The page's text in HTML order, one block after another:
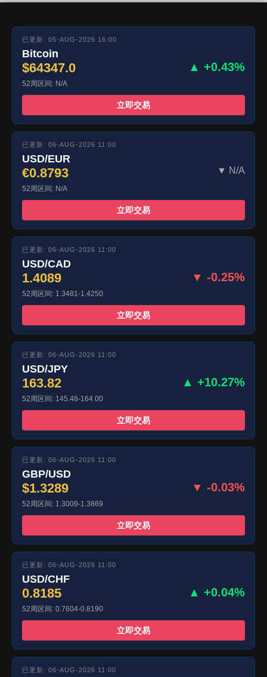
已更新: 05-AUG-2026 16:00
Bitcoin
$64347.0 ▲ +0.43%
52周区间: N/A
立即交易
已更新: 06-AUG-2026 11:00
USD/EUR
€0.8793 ▼ N/A
52周区间: N/A
立即交易
已更新: 06-AUG-2026 11:00
USD/CAD
1.4089 ▼ -0.25%
52周区间: 1.3481-1.4250
立即交易
已更新: 06-AUG-2026 11:00
USD/JPY
163.82 ▲ +10.27%
52周区间: 145.48-164.00
立即交易
已更新: 06-AUG-2026 11:00
GBP/USD
$1.3289 ▼ -0.03%
52周区间: 1.3009-1.3869
立即交易
已更新: 06-AUG-2026 11:00
USD/CHF
0.8185 ▲ +0.04%
52周区间: 0.7604-0.8190
立即交易
已更新: 06-AUG-2026 11:00